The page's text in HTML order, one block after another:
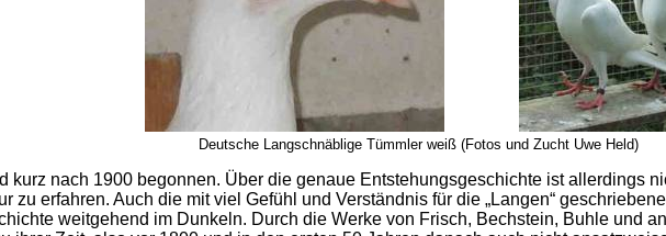
Deutsche Langschnäblige Tümmler weiß (Fotos und Zucht Uwe Held)
kurz nach 1900 begonnen. Über die genaue Entstehungsgeschichte ist allerdings
zu erfahren. Auch die mit viel Gefühl und Verständnis für die „Langen“
weitgehend im Dunkeln. Durch die Werke von Frisch, Bechstein, Buhle und